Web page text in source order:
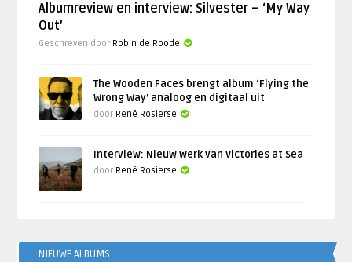
Albumreview en interview: Silvester – ‘My Way
Out’
Geschreven door Robin de Roode
The Wooden Faces brengt album ‘Flying the
Wrong Way’ analoog en digitaal uit
door René Rosierse
Interview: Nieuw werk van Victories at Sea
door René Rosierse
NIEUWE ALBUMS